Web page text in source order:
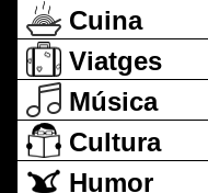
Cuina
Viatges
Música
Cultura
Humor